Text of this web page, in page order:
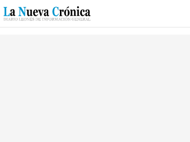
CULTURAS ESPECIALES DEPORTES OPINIÓN